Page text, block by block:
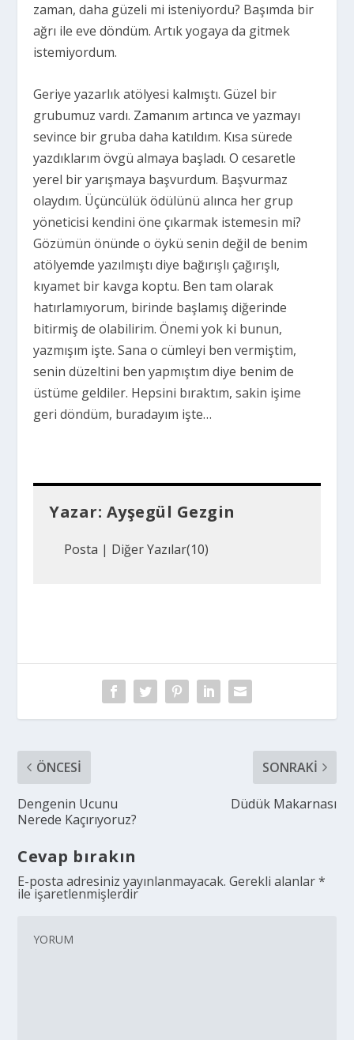
zaman, daha güzeli mi isteniyordu? Başımda bir
ağrı ile eve döndüm. Artık yogaya da gitmek
istemiyordum.
Geriye yazarlık atölyesi kalmıştı. Güzel bir
grubumuz vardı. Zamanım artınca ve yazmayı
sevince bir gruba daha katıldım. Kısa sürede
yazdıklarım övgü almaya başladı. O cesaretle
yerel bir yarışmaya başvurdum. Başvurmaz
olaydım. Üçüncülük ödülünü alınca her grup
yöneticisi kendini öne çıkarmak istemesin mi?
Gözümün önünde o öykü senin değil de benim
atölyemde yazılmıştı diye bağırışlı çağırışlı,
kıyamet bir kavga koptu. Ben tam olarak
hatırlamıyorum, birinde başlamış diğerinde
bitirmiş de olabilirim. Önemi yok ki bunun,
yazmışım işte. Sana o cümleyi ben vermiştim,
senin düzeltini ben yapmıştım diye benim de
üstüme geldiler. Hepsini bıraktım, sakin işime
geri döndüm, buradayım işte…
Yazar: Ayşegül Gezgin
Posta | Diğer Yazılar(10)
ÖNCESI
Dengenin Ucunu
Nerede Kaçırıyoruz?
SONRAKI
Düdük Makarnası
Cevap bırakın
E-posta adresiniz yayınlanmayacak. Gerekli alanlar*
ile işaretlenmişlerdir